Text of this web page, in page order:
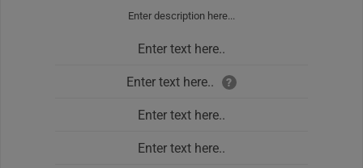
Enter description here...
Enter text here..
Enter text here.. ?
Enter text here..
Enter text here..